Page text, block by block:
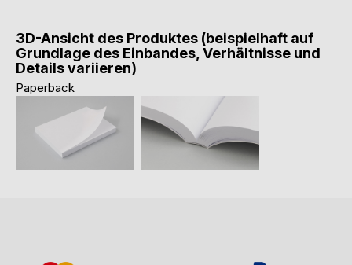
3D-Ansicht des Produktes (beispielhaft auf
Grundlage des Einbandes, Verhältnisse und
Details variieren)
Paperback